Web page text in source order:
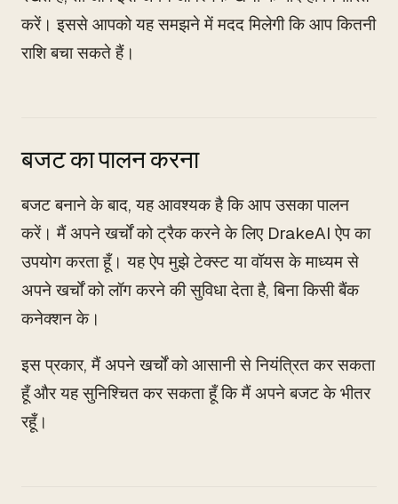
करें। इससे आपको यह समझने में मदद मिलेगी कि आप कितनी
राशि बचा सकते हैं।
बजट का पालन करना
बजट बनाने के बाद, यह आवश्यक है कि आप उसका पालन
करें। मैं अपने खर्चों को ट्रैक करने के लिए DrakeAI ऐप का
उपयोग करता हूँ। यह ऐप मुझे टेक्स्ट या वॉयस के माध्यम से
अपने खर्चों को लॉग करने की सुविधा देता है, बिना किसी बैंक
कनेक्शन के।
इस प्रकार, मैं अपने खर्चों को आसानी से नियंत्रित कर सकता
हूँ और यह सुनिश्चित कर सकता हूँ कि मैं अपने बजट के भीतर
रहूँ।